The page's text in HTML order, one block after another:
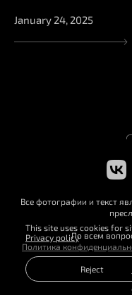
January 24, 2025
Все фотографии и текст
По всем
Политика
This site uses cookies for
Privacy policy
Reject